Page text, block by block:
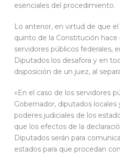
esenciales del procedimiento.
Lo anterior, en virtud de que el
quinto de la Constitución
servidores públicos federales,
Diputados los desafora y en
disposición de un juez, al
«En el caso de los servidores
Gobernador, diputados
poderes judiciales de los
que los efectos de la
Diputados serán para
estados para que procedan